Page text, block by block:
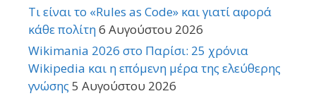
Τι είναι το «Rules as Code» και γιατί αφορά
κάθε πολίτη6 Αυγούστου 2026
Wikimania 2026 στο Παρίσι: 25 χρόνια
Wikipedia και η επόμενη μέρα της ελεύθερης
γνώσης 5 Αυγούστου 2026